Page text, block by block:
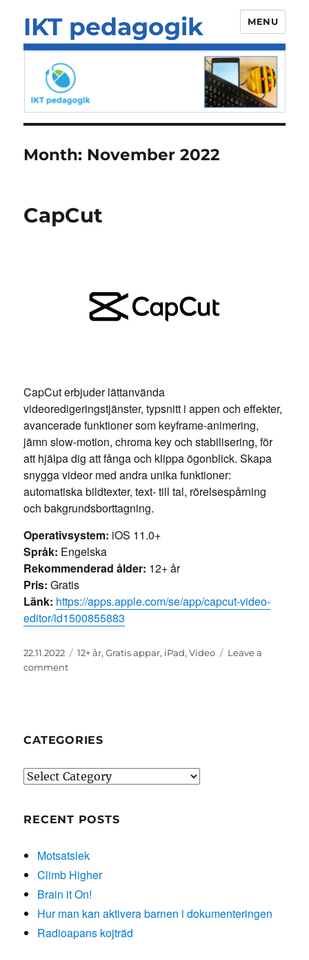
IKT pedagogik MENU
Month: November 2022
CapCut
CapCut erbjuder lättanvända
videoredigeringstjänster, typsnitt i appen och effekter,
avancerade funktioner som keyframe-animering,
jämn slow-motion, chroma key och stabilisering, för
att hjälpa dig att fånga och klippa ögonblick. Skapa
snygga videor med andra unika funktioner:
automatiska bildtexter, text- till tal, rörelsespårning
och bakgrundsborttagning.
Operativsystem: iOS 11.0+
Språk: Engelska
Rekommenderad ålder: 12+ år
Pris: Gratis
Länk: https://apps.apple.com/se/app/capcut-video-
editor/id1500855883
Posted
on
22.11.2022 Categories
12+ år,Gratis appar, iPad,Video
Leave a
commenton
CATEGORIES
Categories
RECENT POSTS
Motsatslek
Climb Higher
Brain it On!
Hur man kan aktivera barnen i dokumenteringen
Radioapans kojträd